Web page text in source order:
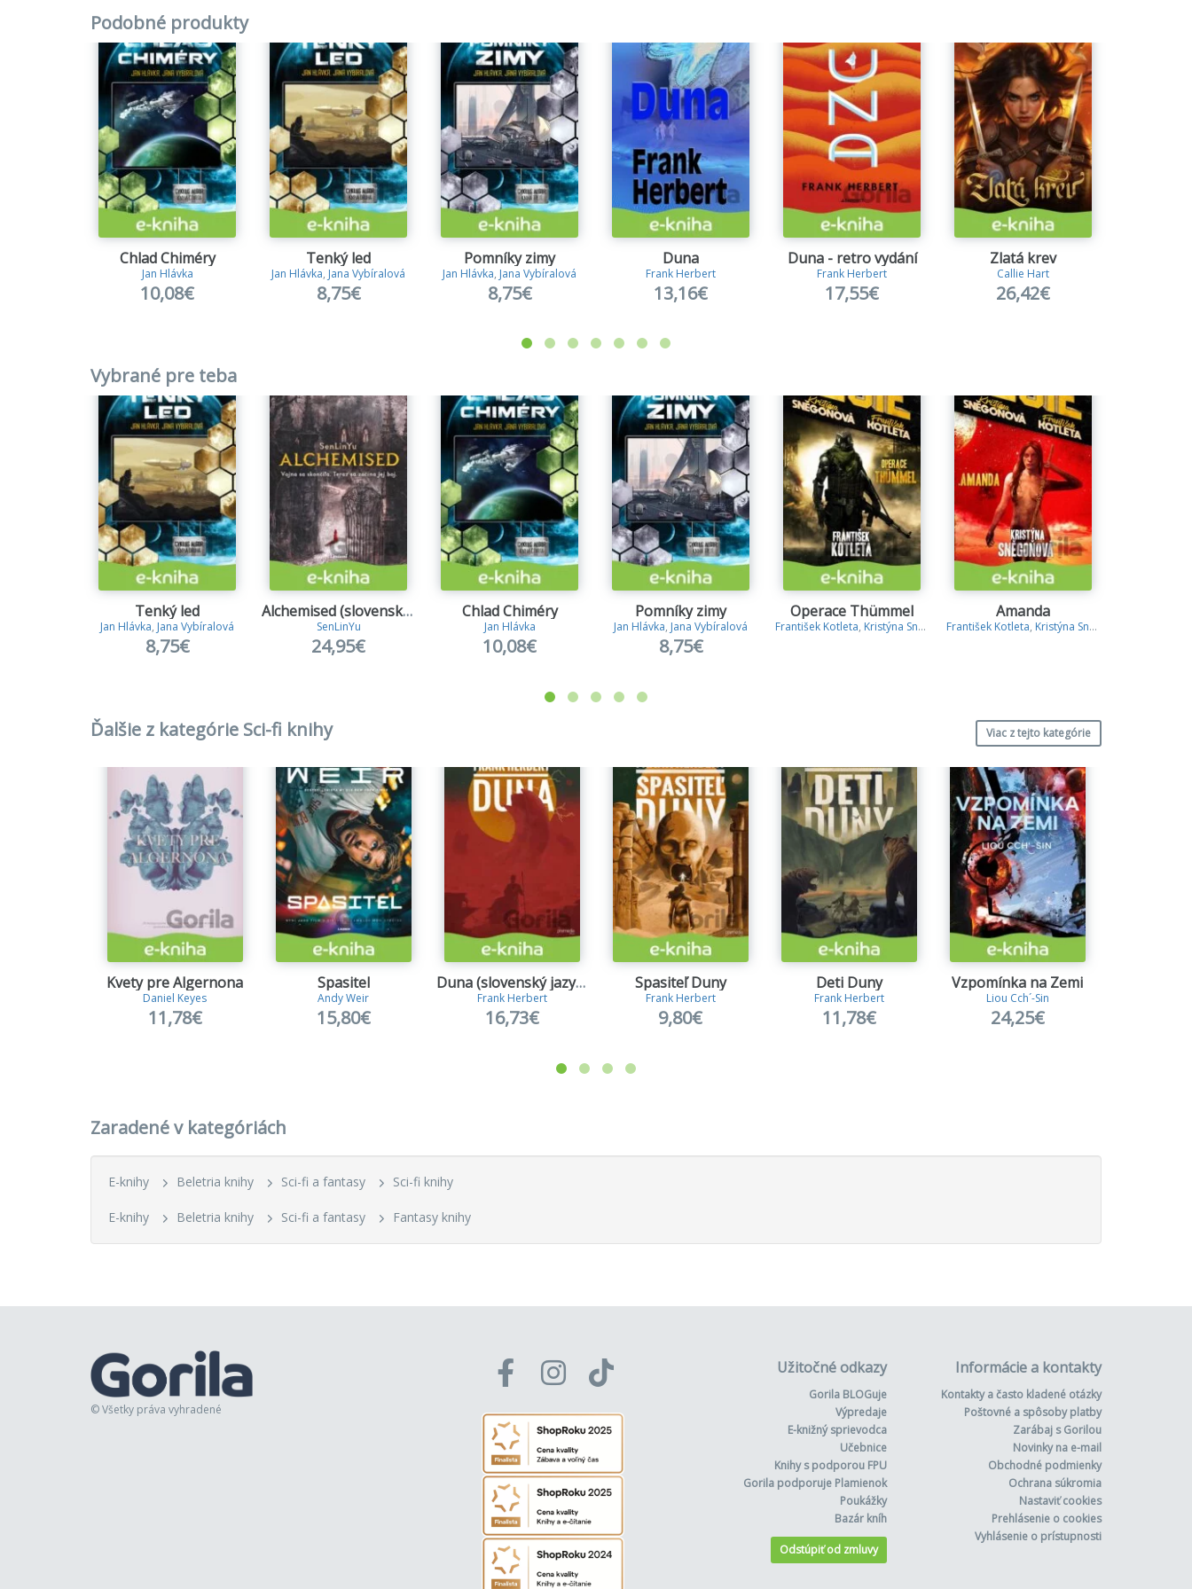
Podobné produkty
Chlad Chiméry
Jan Hlávka
10,08€
Tenký led
Jan Hlávka, Jana Vybíralová
8,75€
Pomníky zimy
Jan Hlávka, Jana Vybíralová
8,75€
Duna
Frank Herbert
13,16€
Duna - retro vydání
Frank Herbert
17,55€
Zlatá krev
Callie Hart
26,42€
Vybrané pre teba
Tenký led
Jan Hlávka, Jana Vybíralová
8,75€
Alchemised (slovenský jazyk)
SenLinYu
24,95€
Chlad Chiméry
Jan Hlávka
10,08€
Pomníky zimy
Jan Hlávka, Jana Vybíralová
8,75€
Operace Thümmel
František Kotleta, Kristýna Sněgoňová
Amanda
František Kotleta, Kristýna Sněgoňová
Ďalšie z kategórie Sci-fi knihy Viac z tejto kategórie
Kvety pre Algernona
Daniel Keyes
11,78€
Spasitel
Andy Weir
15,80€
Duna (slovenský jazyk)
Frank Herbert
16,73€
Spasiteľ Duny
Frank Herbert
9,80€
Deti Duny
Frank Herbert
11,78€
Vzpomínka na Zemi
Liou Cch´-Sin
24,25€
Zaradené v kategóriách
E-knihy Beletria knihy Sci-fi a fantasy Sci-fi knihy
E-knihy Beletria knihy Sci-fi a fantasy Fantasy knihy
© Všetky práva vyhradené
Užitočné odkazy
Gorila BLOGuje
Výpredaje
E-knižný sprievodca
Učebnice
Knihy s podporou FPU
Gorila podporuje Plamienok
Poukážky
Bazár kníh
Odstúpiť od zmluvy
Informácie a kontakty
Kontakty a často kladené otázky
Poštovné a spôsoby platby
Zarábaj s Gorilou
Novinky na e-mail
Obchodné podmienky
Ochrana súkromia
Nastaviť cookies
Prehlásenie o cookies
Vyhlásenie o prístupnosti